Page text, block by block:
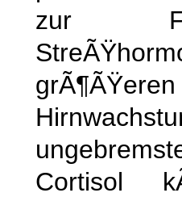
zur
Cortisol